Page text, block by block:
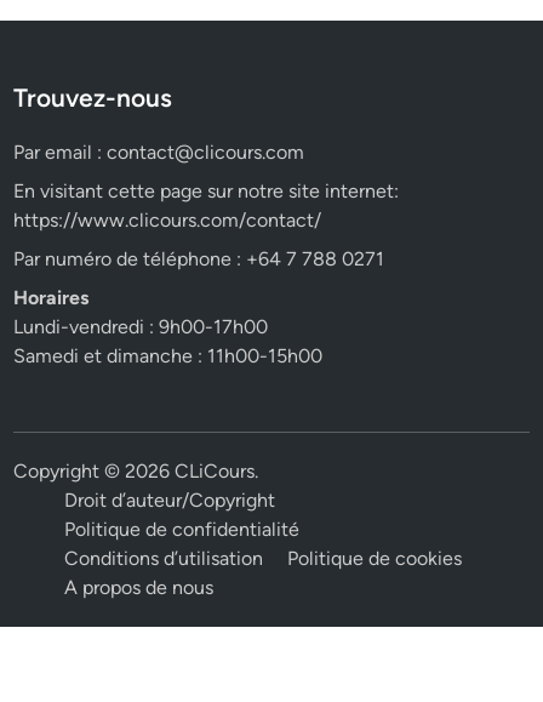
Trouvez-nous
Par email :contact@clicours.com
En visitant cette page sur notre site internet:
https://www.clicours.com/contact/
Par numéro de téléphone : +64 7 788 0271
Horaires
Lundi-vendredi : 9h00-17h00
Samedi et dimanche : 11h00-15h00
Copyright © 2026CLiCours.
Droit d’auteur/Copyright
Politique de confidentialité
Conditions d’utilisation
Politique de cookies
A propos de nous